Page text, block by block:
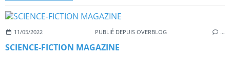
11/05/2022 PUBLIÉ DEPUIS OVERBLOG …
SCIENCE-FICTION MAGAZINE